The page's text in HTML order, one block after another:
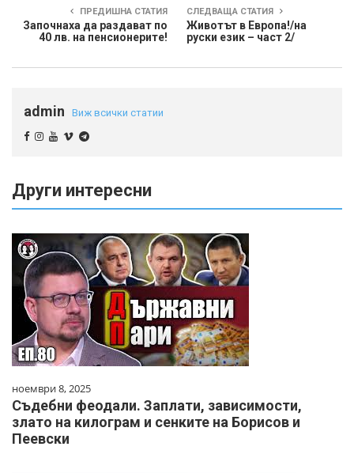
ПРЕДИШНА СТАТИЯ
Започнаха да раздават по
40 лв. на пенсионерите!
СЛЕДВАЩА СТАТИЯ
Животът в Европа!/на
руски език – част 2/
admin Виж всички статии
Други интересни
ноември 8, 2025
Съдебни феодали. Заплати, зависимости,
злато на килограм и сенките на Борисов и
Пеевски